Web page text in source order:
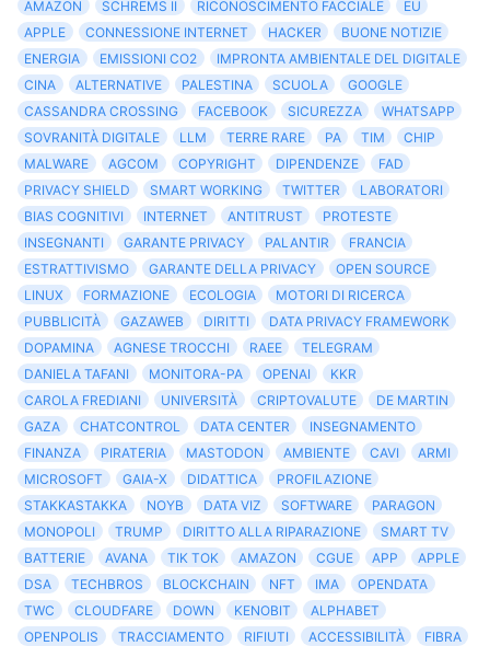
AMAZON SCHREMS II RICONOSCIMENTO FACCIALE
EU
APPLE
CONNESSIONE INTERNET HACKER
BUONE NOTIZIE
ENERGIA
EMISSIONI CO2
IMPRONTA AMBIENTALE DEL DIGITALE
CINA
ALTERNATIVE PALESTINA SCUOLA
GOOGLE
CASSANDRA CROSSING
FACEBOOK SICUREZZA
WHATSAPP
SOVRANITÀ DIGITALE
LLM TERRE RARE PA TIM
CHIP
MALWARE
AGCOM COPYRIGHT DIPENDENZE
FAD
PRIVACY SHIELD
SMART WORKING TWITTER
LABORATORI
BIAS COGNITIVI
INTERNET ANTITRUST
PROTESTE
INSEGNANTI
GARANTE PRIVACY PALANTIR
FRANCIA
ESTRATTIVISMO
GARANTE DELLA PRIVACY
OPEN SOURCE
LINUX
FORMAZIONE ECOLOGIA
MOTORI DI RICERCA
PUBBLICITÀ
GAZAWEB DIRITTI
DATA PRIVACY FRAMEWORK
DOPAMINA
AGNESE TROCCHI RAEE
TELEGRAM
DANIELA TAFANI
MONITORA-PA OPENAI
KKR
CAROLA FREDIANI
UNIVERSITÀ CRIPTOVALUTE
DE MARTIN
GAZA
CHATCONTROL DATA CENTER
INSEGNAMENTO
FINANZA
PIRATERIA MASTODON AMBIENTE CAVI
ARMI
MICROSOFT
GAIA-X DIDATTICA
PROFILAZIONE
STAKKASTAKKA
NOYB DATA VIZ SOFTWARE
PARAGON
MONOPOLI
TRUMP DIRITTO ALLA RIPARAZIONE
SMART TV
BATTERIE
AVANA TIK TOK AMAZON CGUE APP
APPLE
DSA
TECHBROS BLOCKCHAIN NFT IMA
OPENDATA
TWC
CLOUDFARE DOWN KENOBIT
ALPHABET
OPENPOLIS
TRACCIAMENTO RIFIUTI ACCESSIBILITÀ
FIBRA